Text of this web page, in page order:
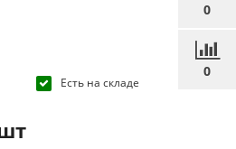
0
0
Есть на складе